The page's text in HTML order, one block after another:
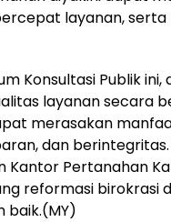
layanan,
Konsultasi Publik ini,
layanan secara
merasakan
dan
Pertanahan
reformasi birokrasi
baik.(MY)